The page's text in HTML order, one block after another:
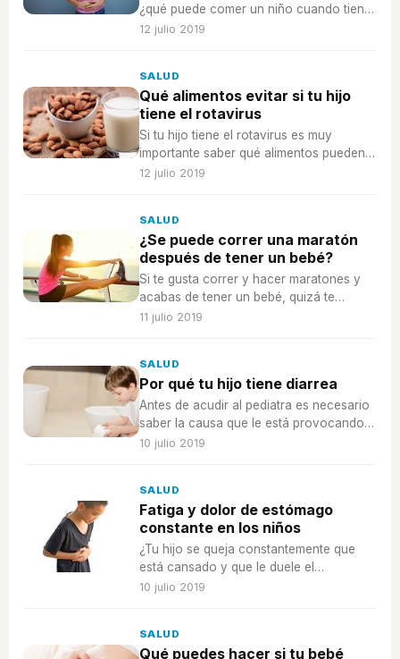
¿qué puede comer un niño cuando tiene
este tipo de molestias?
12 julio 2019
SALUD
Qué alimentos evitar si tu hijo
tiene el rotavirus
Si tu hijo tiene el rotavirus es muy
importante saber qué alimentos pueden
irle peor para que no los coma.
12 julio 2019
SALUD
¿Se puede correr una maratón
después de tener un bebé?
Si te gusta correr y hacer maratones y
acabas de tener un bebé, quizá te
preguntes cuándo puedes estar lista para
11 julio 2019
SALUD
Por qué tu hijo tiene diarrea
Antes de acudir al pediatra es necesario
saber la causa que le está provocando a
tu hijo que tenga diarrea.
10 julio 2019
SALUD
Fatiga y dolor de estómago
constante en los niños
¿Tu hijo se queja constantemente que
está cansado y que le duele el
esómago? Esto es lo que debes tener en
10 julio 2019
SALUD
Qué puedes hacer si tu bebé